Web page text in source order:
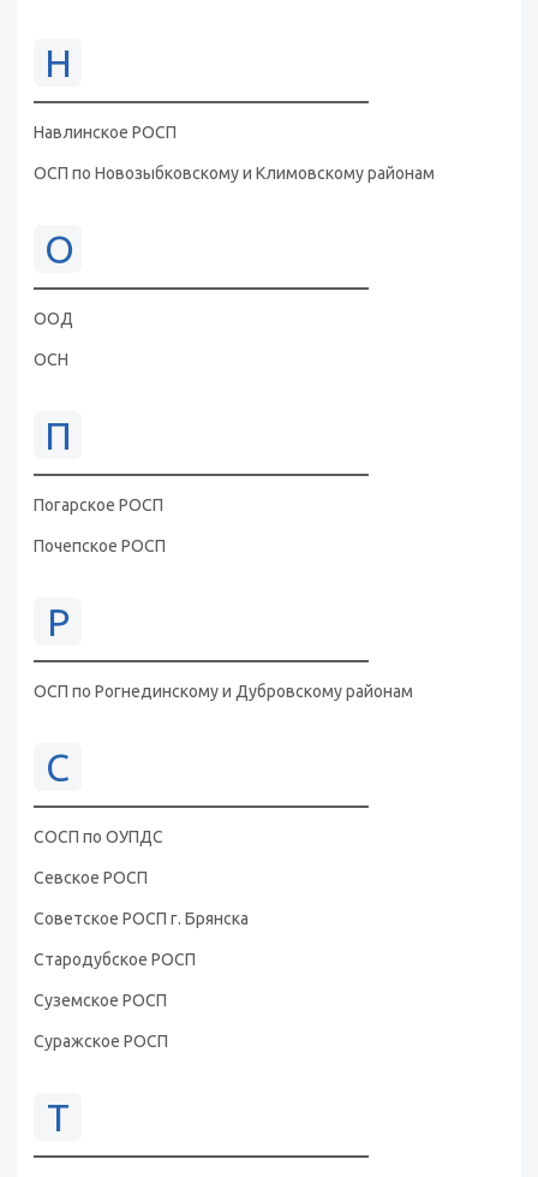
Н
Навлинское РОСП
ОСП по Новозыбковскому и Климовскому районам
О
ООД
ОСН
П
Погарское РОСП
Почепское РОСП
Р
ОСП по Рогнединскому и Дубровскому районам
С
СОСП по ОУПДС
Севское РОСП
Советское РОСП г. Брянска
Стародубское РОСП
Суземское РОСП
Суражское РОСП
Т